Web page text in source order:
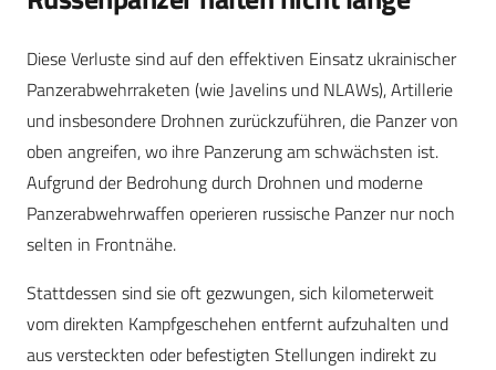
Diese Verluste sind auf den effektiven Einsatz ukrainischer
Panzerabwehrraketen (wie Javelins und NLAWs), Artillerie
und insbesondere Drohnen zurückzuführen, die Panzer von
oben angreifen, wo ihre Panzerung am schwächsten ist.
Aufgrund der Bedrohung durch Drohnen und moderne
Panzerabwehrwaffen operieren russische Panzer nur noch
selten in Frontnähe.
Stattdessen sind sie oft gezwungen, sich kilometerweit
vom direkten Kampfgeschehen entfernt aufzuhalten und
aus versteckten oder befestigten Stellungen indirekt zu